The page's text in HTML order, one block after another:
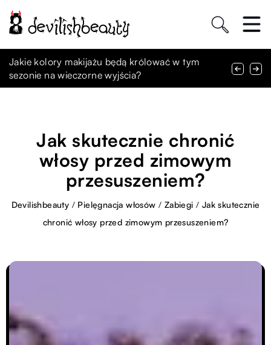
Jakie korzyści dla skóry niesie stosowanie
skoncentrowanych formuł pielęgnacyjnych?
Indywidualne podejście w terapii: Jak dopasować
metody leczenia do potrzeb pacjenta?
Jakie kolory makijażu będą królować w tym
sezonie na wieczorne wyjścia?
Jak skutecznie chronić
włosy przed zimowym
przesuszeniem?
Devilishbeauty / Pielęgnacja włosów / Zabiegi / Jak skutecznie
chronić włosy przed zimowym przesuszeniem?